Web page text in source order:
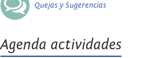
Quejas y Sugerencias
Agenda actividades